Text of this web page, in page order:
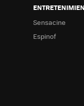
Sensacine
Espinof